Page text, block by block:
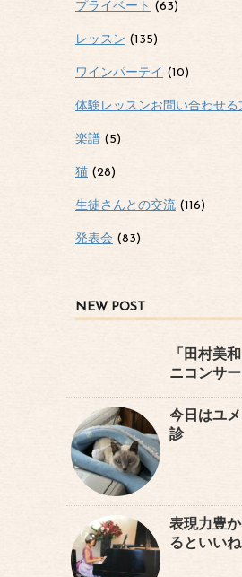
プライベート (63)
レッスン (135)
ワインパーテイ (10)
体験レッスンお問い合わせる
楽譜 (5)
猫 (28)
生徒さんとの交流 (116)
発表会 (83)
NEW POST
「田村美
ニコンサー
今日はユ
診
表現力豊
るといいね